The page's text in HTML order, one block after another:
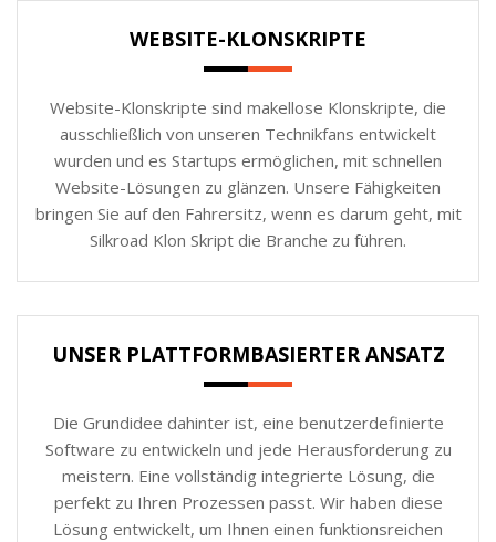
WEBSITE-KLONSKRIPTE
Website-Klonskripte sind makellose Klonskripte, die
ausschließlich von unseren Technikfans entwickelt
wurden und es Startups ermöglichen, mit schnellen
Website-Lösungen zu glänzen. Unsere Fähigkeiten
bringen Sie auf den Fahrersitz, wenn es darum geht, mit
Silkroad Klon Skript die Branche zu führen.
UNSER PLATTFORMBASIERTER ANSATZ
Die Grundidee dahinter ist, eine benutzerdefinierte
Software zu entwickeln und jede Herausforderung zu
meistern. Eine vollständig integrierte Lösung, die
perfekt zu Ihren Prozessen passt. Wir haben diese
Lösung entwickelt, um Ihnen einen funktionsreichen